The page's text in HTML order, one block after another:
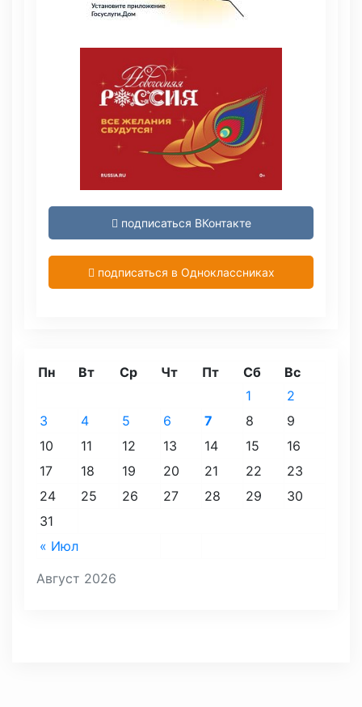
подписаться ВКонтакте
подписаться в Одноклассниках
Август 2026
Пн Вт Ср Чт Пт Сб Вс
« Июл
1
2
3
4 5 6 7 8
9
10
11 12 13 14 15
16
17
18 19 20 21 22
23
24
25 26 27 28 29
30
31